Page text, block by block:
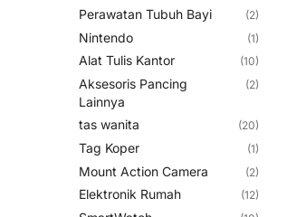
Perawatan Tubuh Bayi (2)
Nintendo (1)
Alat Tulis Kantor (10)
Aksesoris Pancing
Lainnya
(2)
tas wanita (20)
Tag Koper (1)
Mount Action Camera (2)
Elektronik Rumah (12)